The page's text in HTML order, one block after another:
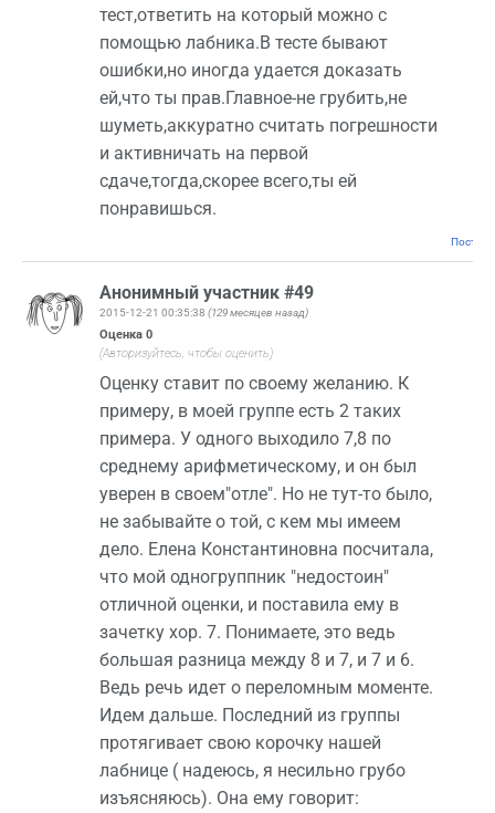
тест,ответить на который можно с
помощью лабника.В тесте бывают
ошибки,но иногда удается доказать
ей,что ты прав.Главное-не грубить,не
шуметь,аккуратно считать погрешности
и активничать на первой
сдаче,тогда,скорее всего,ты ей
понравишься.
Анонимный участник #49
2015-12-21 00:35:38 (129 месяцев назад)
Оценка 0
(Авторизуйтесь, чтобы оценить)
Оценку ставит по своему желанию. К
примеру, в моей группе есть 2 таких
примера. У одного выходило 7,8 по
среднему арифметическому, и он был
уверен в своем"отле". Но не тут-то было,
не забывайте о той, с кем мы имеем
дело. Елена Константиновна посчитала,
что мой одногруппник "недостоин"
отличной оценки, и поставила ему в
зачетку хор. 7. Понимаете, это ведь
большая разница между 8 и 7, и 7 и 6.
Ведь речь идет о переломным моменте.
Идем дальше. Последний из группы
протягивает свою корочку нашей
лабнице ( надеюсь, я несильно грубо
изъясняюсь). Она ему говорит: